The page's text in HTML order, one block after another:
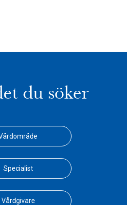
du söker
Specialist
Vårdgivare